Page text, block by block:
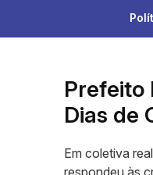
Prefeito
Dias de
Em coletiva
respondeu às